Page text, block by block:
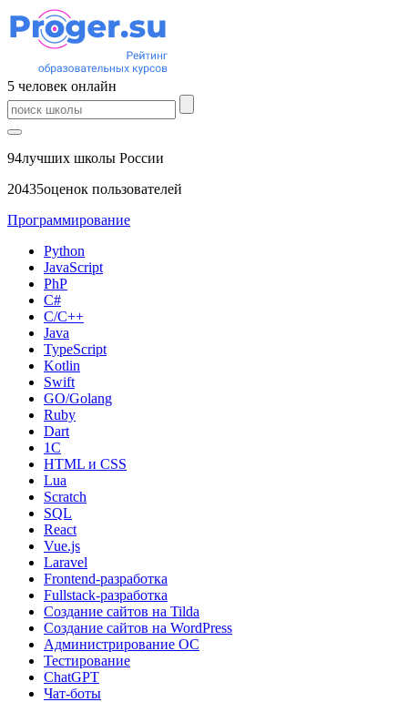
5 человек онлайн
94лучших школы России
20435оценок пользователей
Программирование
Python
JavaScript
PhP
C#
С/C++
Java
TypeScript
Kotlin
Swift
GO/Golang
Ruby
Dart
1С
HTML и CSS
Lua
Scratch
SQL
React
Vue.js
Laravel
Frontend-разработка
Fullstack-разработка
Создание сайтов на Tilda
Создание сайтов на WordPress
Администрирование ОС
Тестирование
ChatGPT
Чат-боты